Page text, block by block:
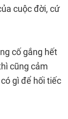
cuộc đời, cứ
cố gắng hết
cũng cảm
gì để hối tiếc